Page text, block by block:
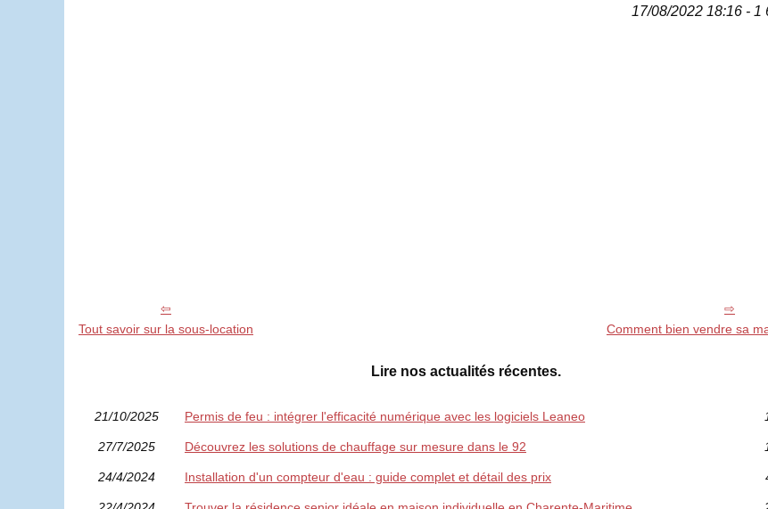
17/08/2022 18:16 - 1
Tout savoir sur la sous-location Comment bien vendre sa
Lire nos actualités récentes.
21/10/2025 Permis de feu : intégrer l'efficacité numérique avec les logiciels Leaneo
27/7/2025 Découvrez les solutions de chauffage sur mesure dans le 92
24/4/2024 Installation d'un compteur d'eau : guide complet et détail des prix